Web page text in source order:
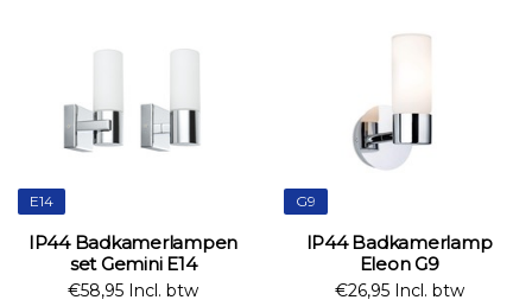
E14
IP44 Badkamerlampen
set Gemini E14
€58,95 Incl. btw
G9
IP44 Badkamerlamp
Eleon G9
€26,95 Incl. btw